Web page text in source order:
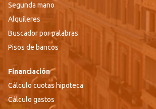
Segunda mano
Alquileres
Buscador por palabras
Pisos de bancos
Financiación
Cálculo cuotas hipoteca
Cálculo gastos